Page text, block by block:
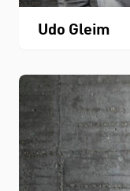
Udo Gleim